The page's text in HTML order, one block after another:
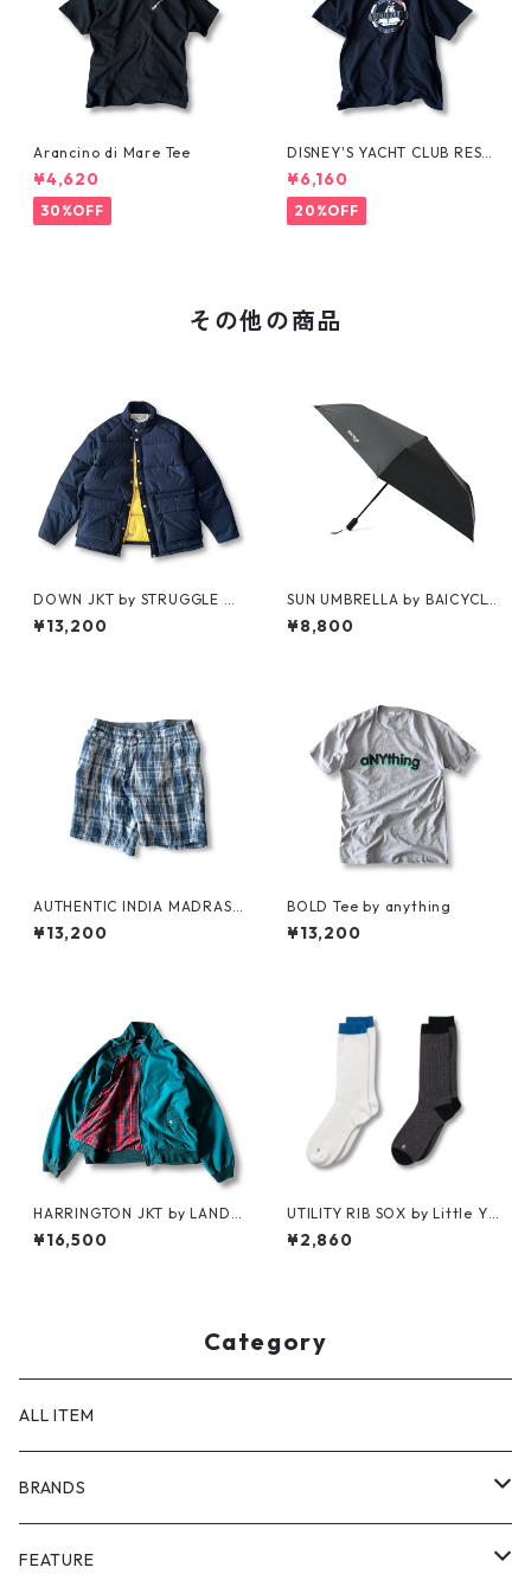
Arancino di Mare Tee
¥4,620
30%OFF
DISNEY'S YACHT CLUB RESO
RT Tee
¥6,160
20%OFF
その他の商品
DOWN JKT by STRUGGLE G
EAR
¥13,200
SUN UMBRELLA by BAICYCL
ON
¥8,800
AUTHENTIC INDIA MADRAS
SHORTS by Polo Ralph Laure
n
¥13,200
BOLD Tee by anything
¥13,200
HARRINGTON JKT by LAND
S'END
¥16,500
UTILITY RIB SOX by Little Ya
rmouth
¥2,860
Category
ALL ITEM
BRANDS
GHOST ALMOSTBLACK
FEATURE